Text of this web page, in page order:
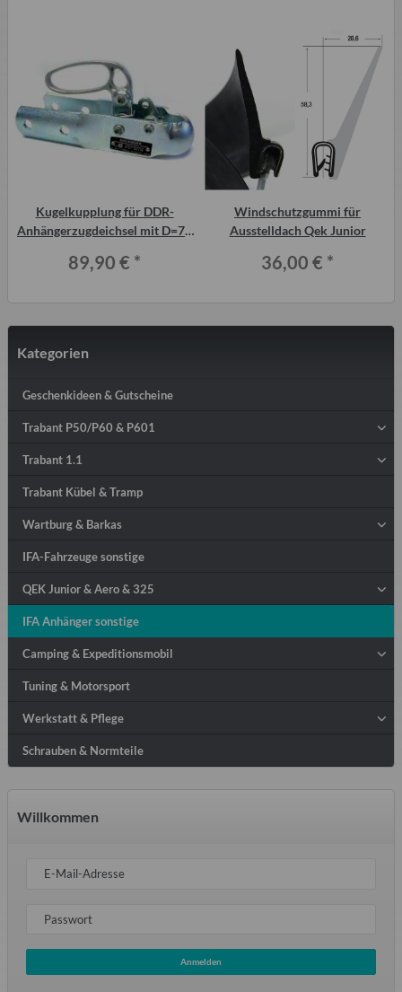
Kugelkupplung für DDR-
Anhängerzugdeichsel mit D=70
89,90 € *
Windschutzgummi für
Ausstelldach Qek Junior
36,00 € *
Kategorien
Geschenkideen & Gutscheine
Trabant P50/P60 & P601
Trabant 1.1
Trabant Kübel & Tramp
Wartburg & Barkas
IFA-Fahrzeuge sonstige
QEK Junior & Aero & 325
IFA Anhänger sonstige
Camping & Expeditionsmobil
Tuning & Motorsport
Werkstatt & Pflege
Schrauben & Normteile
Willkommen
E-Mail-Adresse
Passwort
Anmelden